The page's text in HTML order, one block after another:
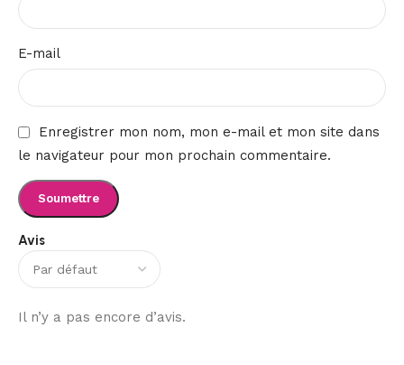
Avis
Il n’y a pas encore d’avis.
E-mail
Enregistrer mon nom, mon e-mail et mon site dans
le navigateur pour mon prochain commentaire.